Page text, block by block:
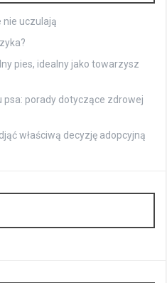
nie uczulają
pies, idealny jako towarzysz
porady dotyczące zdrowej
właściwą decyzję adopcyjną